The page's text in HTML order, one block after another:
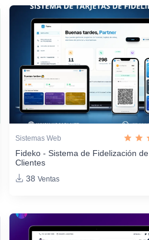
Sistemas Web
Fideko - Sistema de Fidelización de
Clientes
38 Ventas